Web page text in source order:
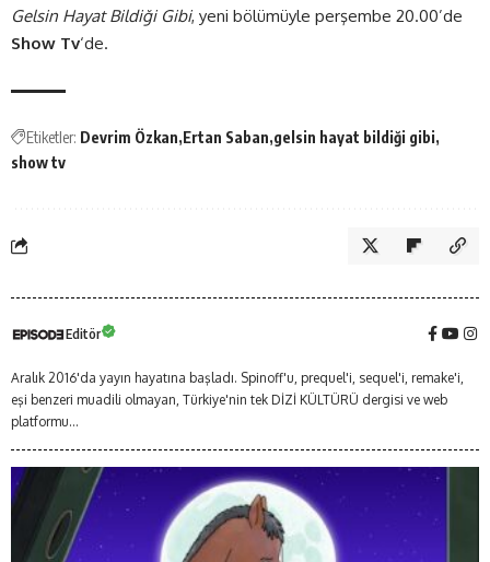
Gelsin Hayat Bildiği Gibi, yeni bölümüyle perşembe 20.00’de
Show Tv‘de.
Etiketler: Devrim Özkan Ertan Saban gelsin hayat bildiği gibi
show tv
Editör
Aralık 2016'da yayın hayatına başladı. Spinoff'u, prequel'i, sequel'i, remake'i,
eşi benzeri muadili olmayan, Türkiye'nin tek DİZİ KÜLTÜRÜ dergisi ve web
platformu...